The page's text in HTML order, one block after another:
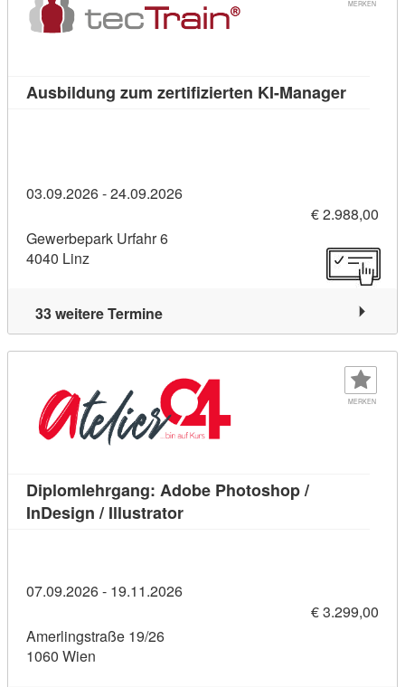
MERKEN
Ausbildung zum zertifizierten KI-Manager
03.09.2026 - 24.09.2026
€ 2.988,00
Gewerbepark Urfahr 6
4040 Linz
33 weitere Termine
MERKEN
Diplomlehrgang: Adobe Photoshop /
InDesign / IllustratorKursdetail: Diplomlehrgang:
07.09.2026 - 19.11.2026
€ 3.299,00
Amerlingstraße 19/26
1060 Wien